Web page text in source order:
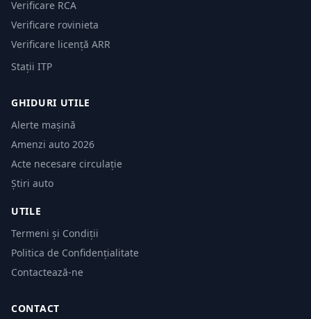
Verificare RCA
Verificare rovinieta
Verificare licență ARR
Stații ITP
GHIDURI UTILE
Alerte mașină
Amenzi auto 2026
Acte necesare circulație
Știri auto
UTILE
Termeni și Condiții
Politica de Confidențialitate
Contactează-ne
CONTACT